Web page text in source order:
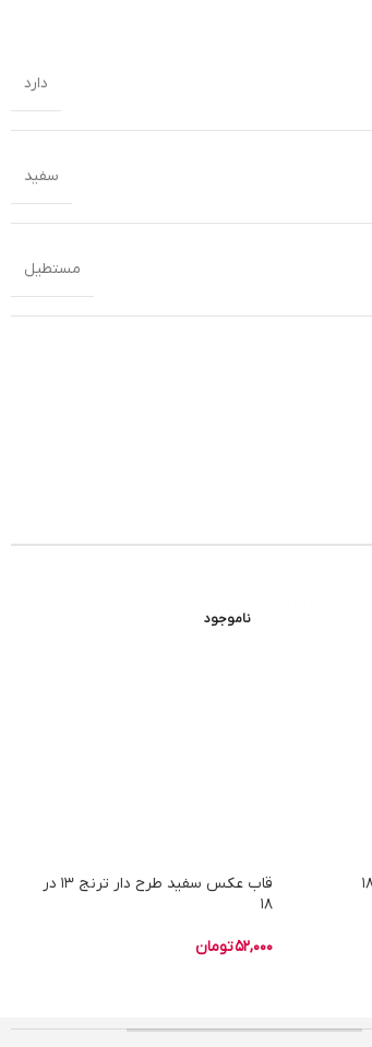
دارد
سفید
مستطیل
ناموجود
قاب عکس سفید طرح دار ترنج 13 در
18
52,000تومان